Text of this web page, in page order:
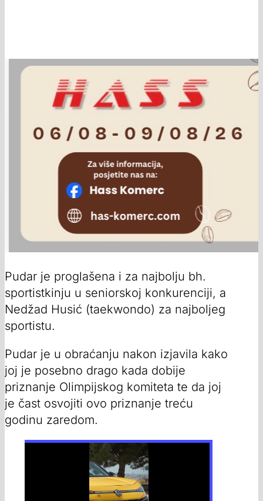
Pudar je proglašena i za najbolju bh.
sportistkinju u seniorskoj konkurenciji, a
Nedžad Husić (taekwondo) za najboljeg
sportistu.
Pudar je u obraćanju nakon izjavila kako
joj je posebno drago kada dobije
priznanje Olimpijskog komiteta te da joj
je čast osvojiti ovo priznanje treću
godinu zaredom.